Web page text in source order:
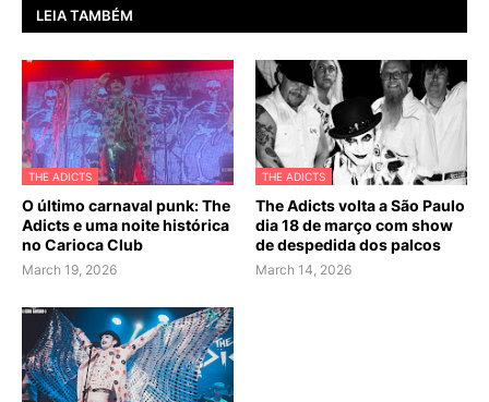
LEIA TAMBÉM
THE ADICTS
O último carnaval punk: The
Adicts e uma noite histórica
no Carioca Club
March 19, 2026
THE ADICTS
The Adicts volta a São Paulo
dia 18 de março com show
de despedida dos palcos
March 14, 2026